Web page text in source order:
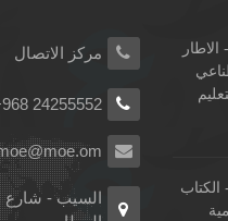
مركز الاتصال
24255552
السيب - شارع